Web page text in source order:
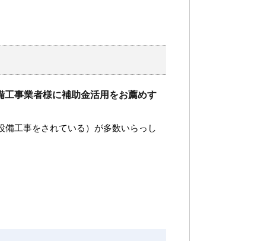
事業者様に補助金活用をお薦めす
工事をされている）が多数いらっし